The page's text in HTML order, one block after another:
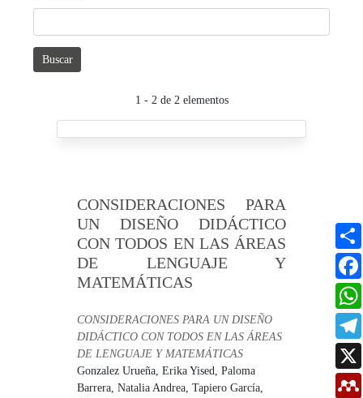
Buscar
1 - 2 de 2 elementos
CONSIDERACIONES PARA
UN DISEÑO DIDÁCTICO
CON TODOS EN LAS ÁREAS
DE LENGUAJE Y
MATEMÁTICAS
CONSIDERACIONES PARA UN DISEÑO
DIDÁCTICO CON TODOS EN LAS ÁREAS
DE LENGUAJE Y MATEMÁTICAS
Gonzalez Urueña, Erika Yised,Paloma
Barrera, Natalia Andrea,Tapiero García,